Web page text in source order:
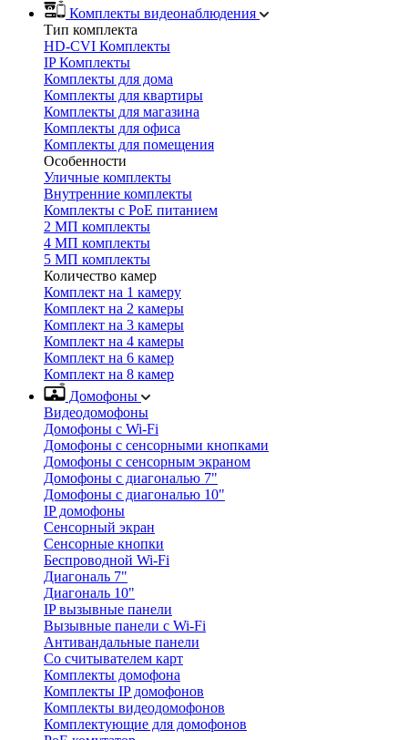
Комплекты видеонаблюдения
Тип комплекта
HD-CVI Комплекты
IP Комплекты
Комплекты для дома
Комплекты для квартиры
Комплекты для магазина
Комплекты для офиса
Комплекты для помещения
Особенности
Уличные комплекты
Внутренние комплекты
Комплекты с PoE питанием
2 МП комплекты
4 МП комплекты
5 МП комплекты
Количество камер
Комплект на 1 камеру
Комплект на 2 камеры
Комплект на 3 камеры
Комплект на 4 камеры
Комплект на 6 камер
Комплект на 8 камер
Домофоны
Видеодомофоны
Домофоны с Wi-Fi
Домофоны с сенсорными кнопками
Домофоны с сенсорным экраном
Домофоны с диагональю 7"
Домофоны с диагональю 10"
IP домофоны
Сенсорный экран
Сенсорные кнопки
Беспроводной Wi-Fi
Диагональ 7"
Диагональ 10"
IP вызывные панели
Вызывные панели с Wi-Fi
Антивандальные панели
Со считывателем карт
Комплекты домофона
Комплекты IP домофонов
Комплекты видеодомофонов
Комплектующие для домофонов